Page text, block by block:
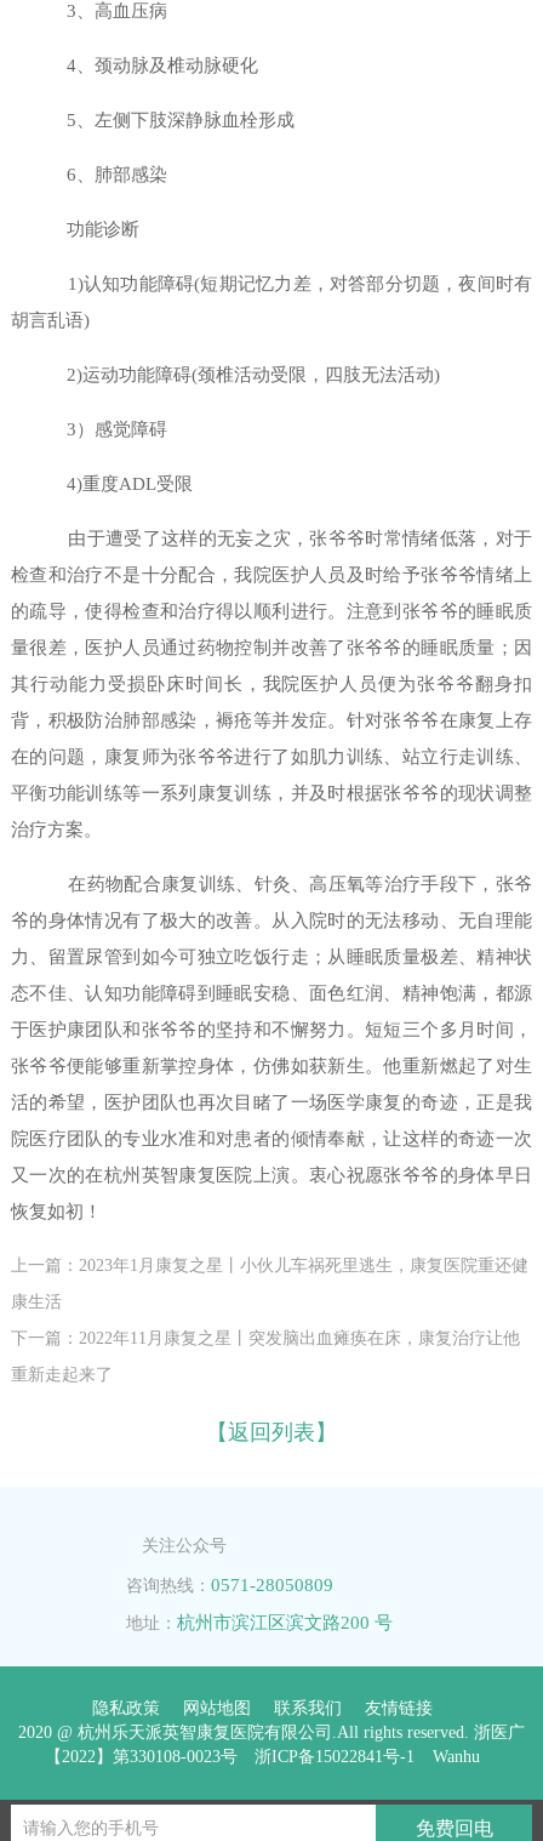
3、高血压病
4、颈动脉及椎动脉硬化
5、左侧下肢深静脉血栓形成
6、肺部感染
功能诊断
1)认知功能障碍(短期记忆力差，对答部分切题，夜间时有
胡言乱语)
2)运动功能障碍(颈椎活动受限，四肢无法活动)
3）感觉障碍
4)重度ADL受限
由于遭受了这样的无妄之灾，张爷爷时常情绪低落，对于
检查和治疗不是十分配合，我院医护人员及时给予张爷爷情绪上
的疏导，使得检查和治疗得以顺利进行。注意到张爷爷的睡眠质
量很差，医护人员通过药物控制并改善了张爷爷的睡眠质量；因
其行动能力受损卧床时间长，我院医护人员便为张爷爷翻身扣
背，积极防治肺部感染，褥疮等并发症。针对张爷爷在康复上存
在的问题，康复师为张爷爷进行了如肌力训练、站立行走训练、
平衡功能训练等一系列康复训练，并及时根据张爷爷的现状调整
治疗方案。
在药物配合康复训练、针灸、高压氧等治疗手段下，张爷
爷的身体情况有了极大的改善。从入院时的无法移动、无自理能
力、留置尿管到如今可独立吃饭行走；从睡眠质量极差、精神状
态不佳、认知功能障碍到睡眠安稳、面色红润、精神饱满，都源
于医护康团队和张爷爷的坚持和不懈努力。短短三个多月时间，
张爷爷便能够重新掌控身体，仿佛如获新生。他重新燃起了对生
活的希望，医护团队也再次目睹了一场医学康复的奇迹，正是我
院医疗团队的专业水准和对患者的倾情奉献，让这样的奇迹一次
又一次的在杭州英智康复医院上演。衷心祝愿张爷爷的身体早日
恢复如初！
上一篇：2023年1月康复之星丨小伙儿车祸死里逃生，康复医院重还健
康生活
下一篇：2022年11月康复之星丨突发脑出血瘫痪在床，康复治疗让他
重新走起来了
【返回列表】
关注公众号
咨询热线： 0571-28050809
地址： 杭州市滨江区滨文路200 号
隐私政策 网站地图 联系我们
友情链接
2020 @ 杭州乐天派英智康复医院有限公司.All rights reserved. 浙医广
【2022】第330108-0023号 浙ICP备15022841号-1 Wanhu